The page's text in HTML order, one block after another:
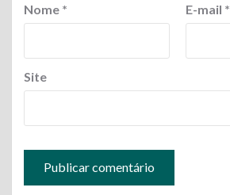
Nome * E-mail *
Site